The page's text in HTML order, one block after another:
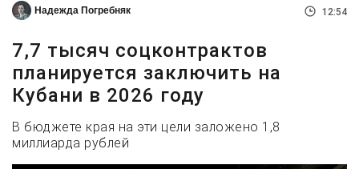
Надежда Погребняк 12:54
7,7 тысяч соцконтрактов
планируется заключить на
Кубани в 2026 году
В бюджете края на эти цели заложено 1,8
миллиарда рублей